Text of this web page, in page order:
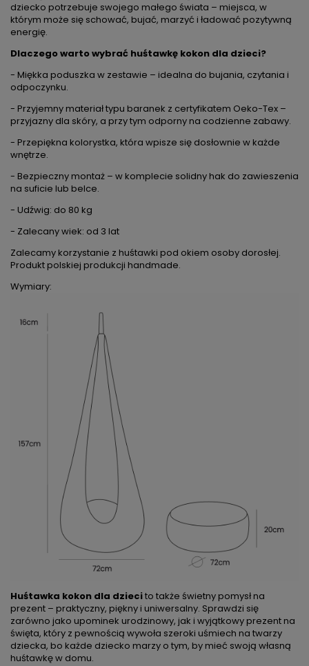
dziecko potrzebuje swojego małego świata – miejsca, w
którym może się schować, bujać, marzyć i ładować pozytywną
energię.
Dlaczego warto wybrać huśtawkę kokon dla dzieci?
- Miękka poduszka w zestawie – idealna do bujania, czytania i
odpoczynku.
- Przyjemny materiał typu baranek z certyfikatem Oeko-Tex –
przyjazny dla skóry, a przy tym odporny na codzienne zabawy.
- Przepiękna kolorystka, która wpisze się dosłownie w każde
wnętrze.
- Bezpieczny montaż – w komplecie solidny hak do zawieszenia
na suficie lub belce.
- Udźwig: do 80 kg
- Zalecany wiek: od 3 lat
Zalecamy korzystanie z huśtawki pod okiem osoby dorosłej.
Produkt polskiej produkcji handmade.
Wymiary:
Huśtawka kokon dla dziecito także świetny pomysł na
prezent – praktyczny, piękny i uniwersalny. Sprawdzi się
zarówno jako upominek urodzinowy, jak i wyjątkowy prezent na
święta, który z pewnością wywoła szeroki uśmiech na twarzy
dziecka, bo każde dziecko marzy o tym, by mieć swoją własną
huśtawkę w domu.